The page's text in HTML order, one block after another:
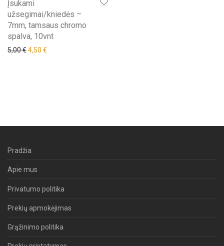
Įsukami
užsegimai/kniedės –
7mm, tamsaus chromo
spalva, 10vnt
5,00€Original price was: 5,00 €.
4,50 €
Pradžia
Apie mus
Privatumo politika
Prekių apmokėjimas
Grąžinimo politika